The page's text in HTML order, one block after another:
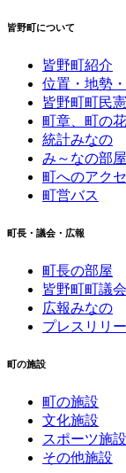
皆野町について
皆野町紹介
位置・地勢
皆野町町民
町章、町の
統計みなの
み～なの部屋
町へのアク
町営バス
町長・議会・広報
町長の部屋
皆野町町議会
広報みなの
プレスリリ
町の施設
町の施設
文化施設
スポーツ施設
その他施設